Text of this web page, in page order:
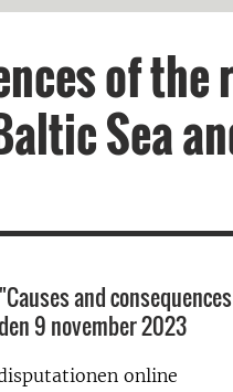
of the
Sea
and
9 november 2023
online